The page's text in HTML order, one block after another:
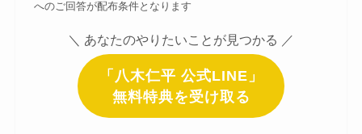
へのご回答が配布条件となります
＼ あなたのやりたいことが見つかる ／
「八木仁平 公式LINE」
無料特典を受け取る